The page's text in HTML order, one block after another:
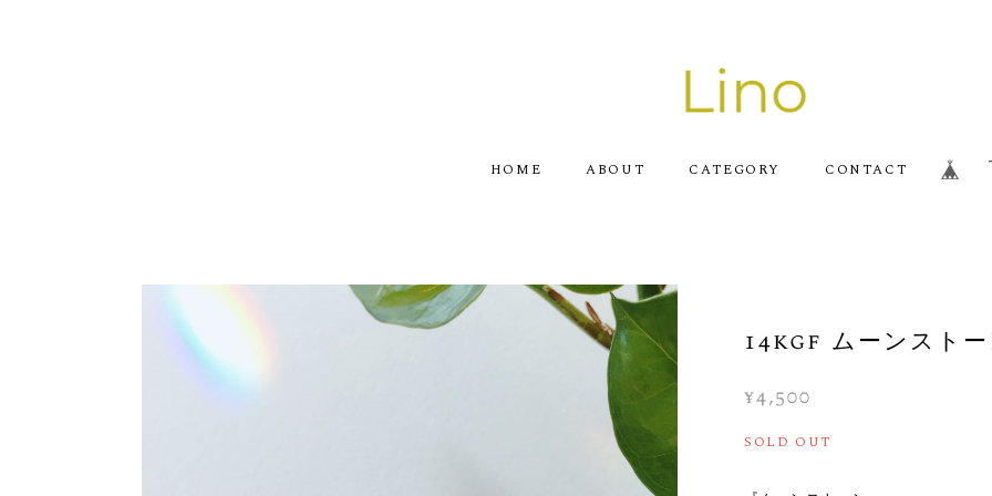
HOME ABOUT CATEGORY CONTACT
14kgf ムーンストー
¥4,500
SOLD OUT